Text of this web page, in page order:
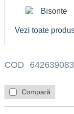
Compară
COD
Vezi toate